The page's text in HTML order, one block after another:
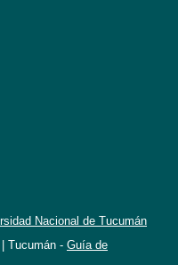
Nacional de Tucumán
Tucumán - Guía de